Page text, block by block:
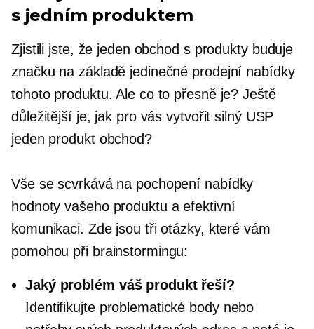
s jedním produktem
Zjistili jste, že jeden obchod s produkty buduje
značku na základě jedinečné prodejní nabídky
tohoto produktu. Ale co to přesně je? Ještě
důležitější je, jak pro vás vytvořit silný USP
jeden produktobchod?
Vše se scvrkává na pochopení nabídky
hodnoty vašeho produktu a efektivní
komunikaci. Zde jsou tři otázky, které vám
pomohou při brainstormingu:
Jaký problém váš produkt řeší?
Identifikujte problematické body nebo